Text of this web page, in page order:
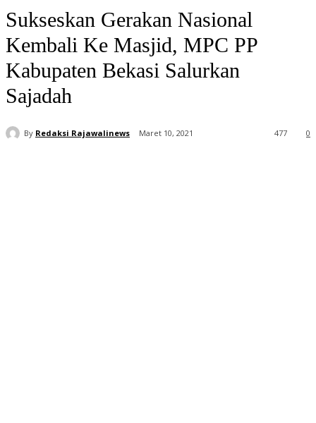
Sukseskan Gerakan Nasional
Kembali Ke Masjid, MPC PP
Kabupaten Bekasi Salurkan
Sajadah
By Redaksi Rajawalinews Maret 10, 2021 0
477